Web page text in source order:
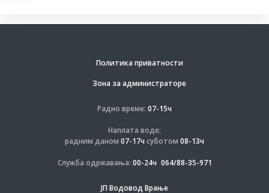
Политика приватности
Зона за администраторе
Радно време: 07-15ч
Наплата воде:
радним даном 07-17ч суботом 08-13ч
Служба одржавања: 00-24ч 064/88-35-971
ЈП Водовод Врање